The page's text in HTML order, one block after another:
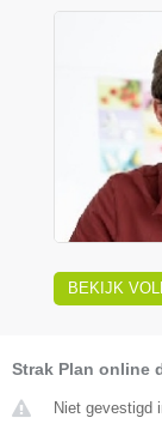
BEKIJK
Strak Plan online
Niet gevestigd